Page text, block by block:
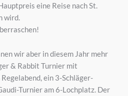
eine Reise nach St.
wird.
wir aber in diesem Jahr mehr
& Rabbit Turnier mit
ein 3-Schläger-
Turnier am 6-Lochplatz. Der